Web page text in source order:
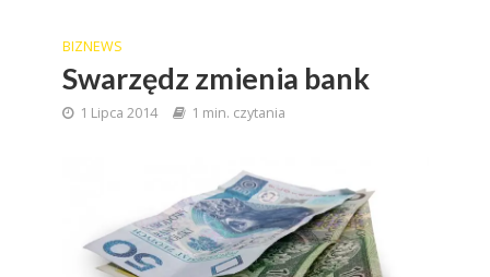
BIZNEWS
Swarzędz zmienia bank
1 Lipca 2014 1 min. czytania